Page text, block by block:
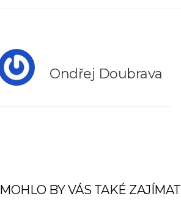
Ondřej Doubrava
MOHLO BY VÁS TAKÉ ZAJÍMAT